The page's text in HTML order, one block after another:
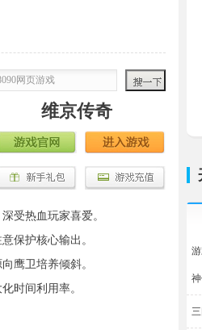
维京传奇
受热血玩家喜爱。
保护核心输出。
鹰卫培养倾斜。
时间利用率。